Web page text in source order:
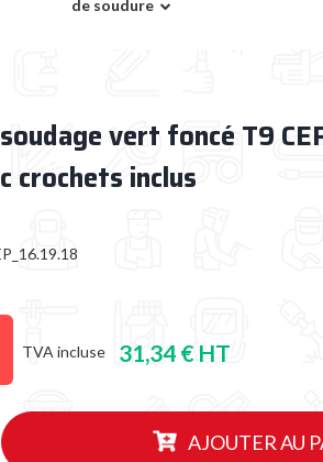
de soudure
vert foncé T9
crochets inclus
TVA incluse 31,34 € HT
AJOUTER AU